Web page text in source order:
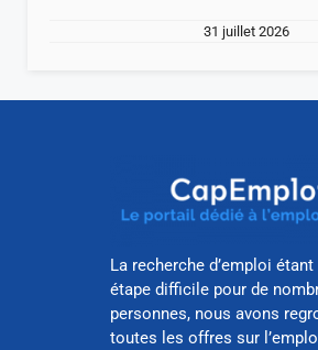
31 juillet 2026
La recherche d’emploi étant
étape difficile pour de
personnes, nous avons
toutes les offres sur